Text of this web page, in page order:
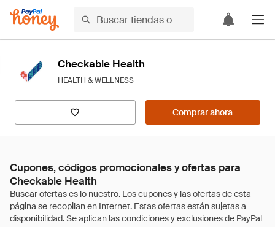
Checkable Health
HEALTH & WELLNESS
Comprar ahora
Cupones, códigos promocionales y ofertas para
Checkable Health